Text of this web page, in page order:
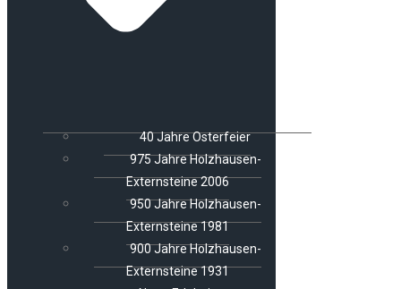
40 Jahre Osterfeier
975 Jahre Holzhausen-
Externsteine 2006
950 Jahre Holzhausen-
Externsteine 1981
900 Jahre Holzhausen-
Externsteine 1931